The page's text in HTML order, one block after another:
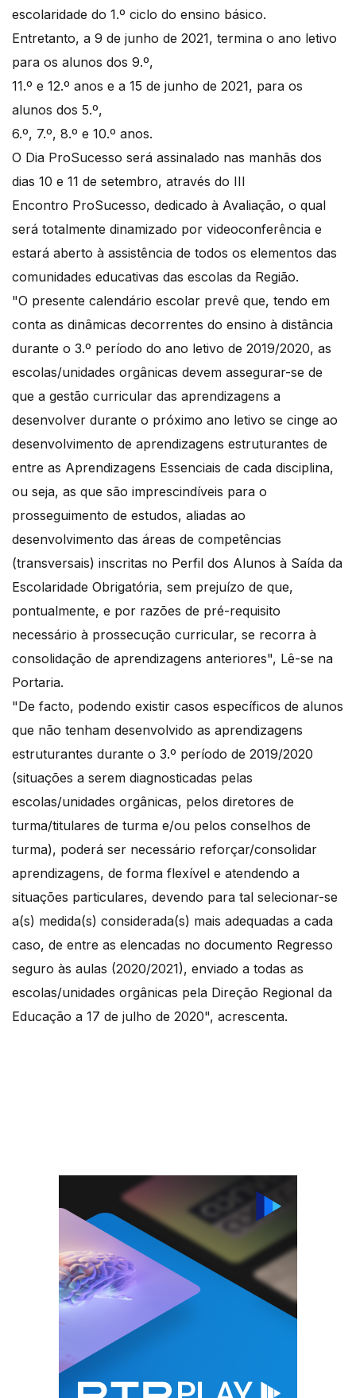
escolaridade do 1.º ciclo do ensino básico.
Entretanto, a 9 de junho de 2021, termina o ano letivo
para os alunos dos 9.º,
11.º e 12.º anos e a 15 de junho de 2021, para os
alunos dos 5.º,
6.º, 7.º, 8.º e 10.º anos.
O Dia ProSucesso será assinalado nas manhãs dos
dias 10 e 11 de setembro, através do III
Encontro ProSucesso, dedicado à Avaliação, o qual
será totalmente dinamizado por videoconferência e
estará aberto à assistência de todos os elementos das
comunidades educativas das escolas da Região.
"O presente calendário escolar prevê que, tendo em
conta as dinâmicas decorrentes do ensino à distância
durante o 3.º período do ano letivo de 2019/2020, as
escolas/unidades orgânicas devem assegurar-se de
que a gestão curricular das aprendizagens a
desenvolver durante o próximo ano letivo se cinge ao
desenvolvimento de aprendizagens estruturantes de
entre as Aprendizagens Essenciais de cada disciplina,
ou seja, as que são imprescindíveis para o
prosseguimento de estudos, aliadas ao
desenvolvimento das áreas de competências
(transversais) inscritas no Perfil dos Alunos à Saída da
Escolaridade Obrigatória, sem prejuízo de que,
pontualmente, e por razões de pré-requisito
necessário à prossecução curricular, se recorra à
consolidação de aprendizagens anteriores", Lê-se na
Portaria.
"De facto, podendo existir casos específicos de alunos
que não tenham desenvolvido as aprendizagens
estruturantes durante o 3.º período de 2019/2020
(situações a serem diagnosticadas pelas
escolas/unidades orgânicas, pelos diretores de
turma/titulares de turma e/ou pelos conselhos de
turma), poderá ser necessário reforçar/consolidar
aprendizagens, de forma flexível e atendendo a
situações particulares, devendo para tal selecionar-se
a(s) medida(s) considerada(s) mais adequadas a cada
caso, de entre as elencadas no documento Regresso
seguro às aulas (2020/2021), enviado a todas as
escolas/unidades orgânicas pela Direção Regional da
Educação a 17 de julho de 2020", acrescenta.